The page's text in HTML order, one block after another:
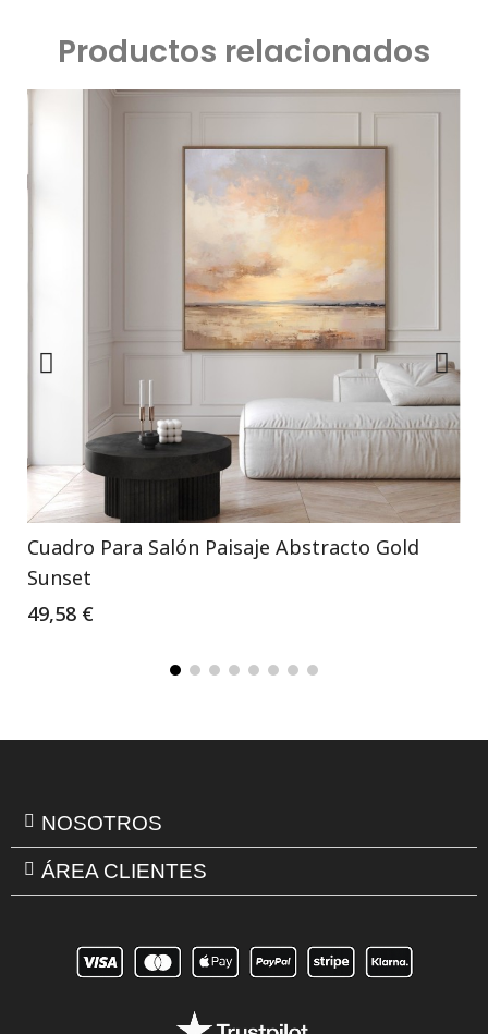
Productos relacionados
Cuadro Para Salón Paisaje Abstracto Gold
Sunset
49,58 €
NOSOTROS
ÁREA CLIENTES